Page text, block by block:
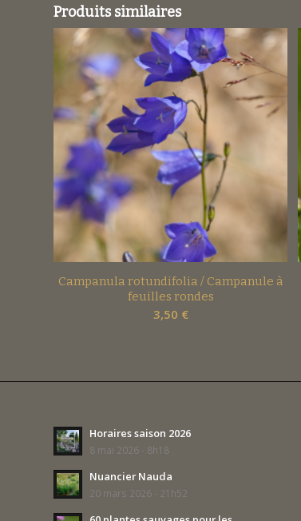
Produits similaires
Campanula rotundifolia / Campanule à
feuilles rondes
3,50 €
Horaires saison 2026
8 mai 2026 - 8h18
Nuancier Nauda
20 mars 2026 - 21h52